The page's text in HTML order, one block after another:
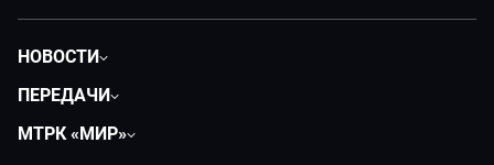
НОВОСТИ
Экономика
ПЕРЕДАЧИ
МТРК «МИР»